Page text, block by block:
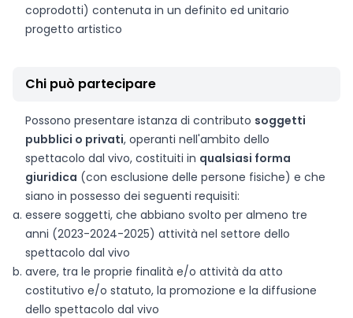
coprodotti) contenuta in un definito ed unitario
progetto artistico
Chi può partecipare
Possono presentare istanza di contributo soggetti
pubblici o privati, operanti nell'ambito dello
spettacolo dal vivo, costituiti in qualsiasi forma
giuridica (con esclusione delle persone fisiche) e che
siano in possesso dei seguenti requisiti:
essere soggetti, che abbiano svolto per almeno tre
anni (2023-2024-2025) attività nel settore dello
spettacolo dal vivo
avere, tra le proprie finalità e/o attività da atto
costitutivo e/o statuto, la promozione e la diffusione
dello spettacolo dal vivo